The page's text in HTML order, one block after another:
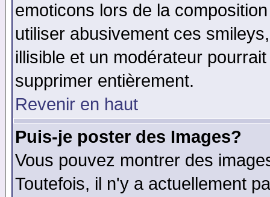
emoticons lors de la
utiliser abusivement ces
illisible et un modérateur
supprimer entièrement.
Revenir en haut
Puis-je poster des Images?
Vous pouvez montrer des
Toutefois, il n'y a actuellement